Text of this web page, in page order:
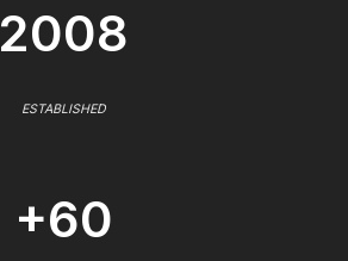
2008
ESTABLISHED
+60